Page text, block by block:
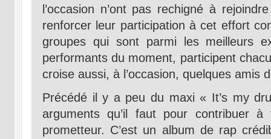
l’occasion n’ont pas rechigné à
renforcer leur participation à cet effort
groupes qui sont parmi les meilleurs
performants du moment, participent
croise aussi, à l’occasion, quelques amis
Précédé il y a peu du maxi « It’s my
arguments qu’il faut pour contribuer
prometteur. C’est un album de rap